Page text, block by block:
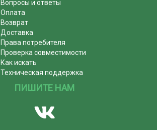
Вопросы и ответы
Оплата
Возврат
Доставка
Права потребителя
Проверка совместимости
Как искать
Техническая поддержка
ПИШИТЕ НАМ